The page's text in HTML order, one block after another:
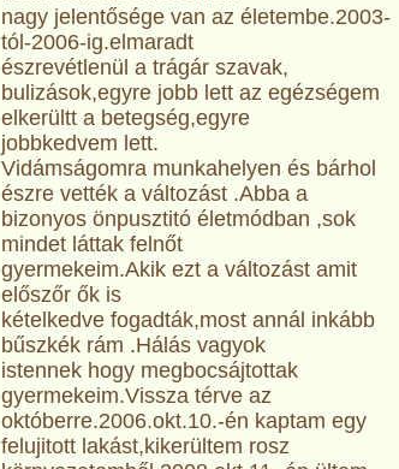
nagy jelentősége van az életembe.2003-
tól-2006-ig.elmaradt
észrevétlenül a trágár szavak,
bulizások,egyre jobb lett az egézségem
elkerültt a betegség,egyre
jobbkedvem lett.
Vidámságomra munkahelyen és bárhol
észre vették a változást .Abba a
bizonyos önpusztitó életmódban ,sok
mindet láttak felnőt
gyermekeim.Akik ezt a változást amit
előszőr ők is
kételkedve fogadták,most annál inkább
bűszkék rám .Hálás vagyok
istennek hogy megbocsájtottak
gyermekeim.Vissza térve az
októberre.2006.okt.10.-én kaptam egy
felujitott lakást,kikerültem rosz